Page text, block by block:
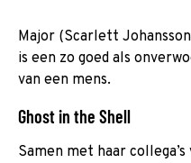
Major (Scarlett
is een zo goed als
van een mens.
Ghost in the Shell
Samen met haar